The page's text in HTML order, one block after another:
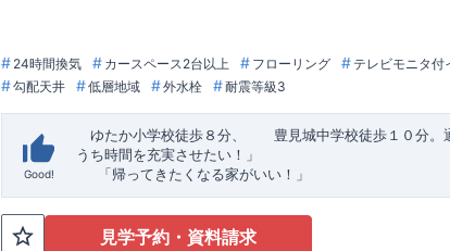
24時間換気 カースペース2台以上 フローリング テレビモニタ付
勾配天井
低層地域 外水栓 耐震等級3
Good!
ゆたか小学校徒歩８分、 豊見城中学校徒歩１０分
うち時間を充実させたい！」
「帰ってきたくなる家がいい！」
TEL:098-860-2201（火・水曜日定休日、年末年始休
見学予約・資料請求